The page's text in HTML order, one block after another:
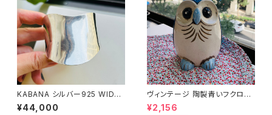
KABANA シルバー925 WIDE
カフバングル
¥44,000
ヴィンテージ 陶製青いフクロウ
貯金箱
¥2,156